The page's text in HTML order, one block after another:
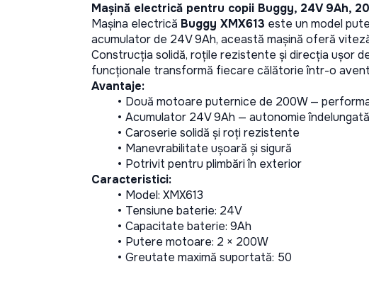
Mașină electrică pentru copii Buggy, 24V 9Ah,
Mașina electrică Buggy XMX613 este un model
acumulator de 24V 9Ah, această mașină oferă
Construcția solidă, roțile rezistente și direcția ușor
funcționale transformă fiecare călătorie într-o
Avantaje:
Două motoare puternice de 200W —
Acumulator 24V 9Ah — autonomie îndelungată
Caroserie solidă și roți rezistente
Manevrabilitate ușoară și sigură
Potrivit pentru plimbări în exterior
Caracteristici:
Model: XMX613
Tensiune baterie: 24V
Capacitate baterie: 9Ah
Putere motoare: 2 × 200W
Greutate maximă suportată: 50